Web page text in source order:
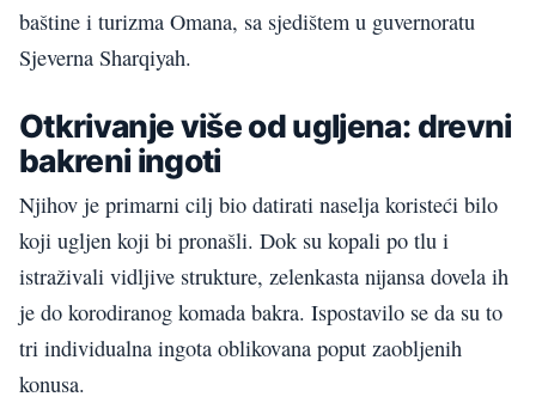
baštine i turizma Omana, sa sjedištem u guvernoratu
Sjeverna Sharqiyah.
Otkrivanje više od ugljena: drevni
bakreni ingoti
Njihov je primarni cilj bio datirati naselja koristeći bilo
koji ugljen koji bi pronašli. Dok su kopali po tlu i
istraživali vidljive strukture, zelenkasta nijansa dovela ih
je do korodiranog komada bakra. Ispostavilo se da su to
tri individualna ingota oblikovana poput zaobljenih
konusa.